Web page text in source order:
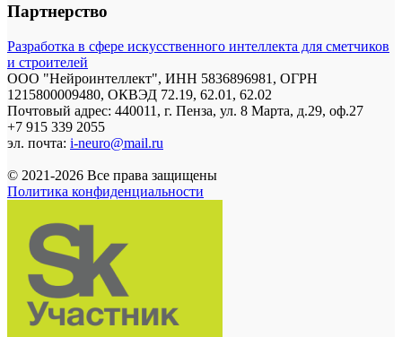
Партнерство
Разработка в сфере искусственного интеллекта для сметчиков
и строителей
ООО "Нейроинтеллект", ИНН 5836896981, ОГРН
1215800009480, ОКВЭД 72.19, 62.01, 62.02
Почтовый адрес: 440011, г. Пенза, ул. 8 Марта, д.29, оф.27
+7 915 339 2055
эл. почта: i-neuro@mail.ru
© 2021-2026 Все права защищены
Политика конфиденциальности